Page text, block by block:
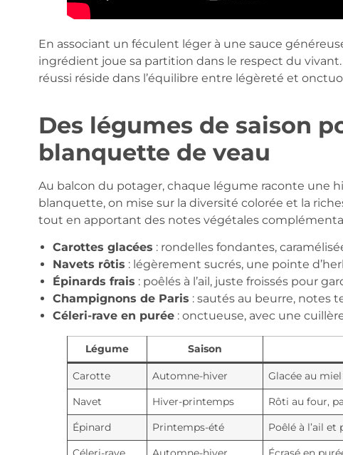
En associant un féculent léger à une sauce
ingrédient joue sa partition dans le respect du
réussi réside dans l’équilibre entre légèreté et
Des légumes de saison
blanquette de veau
Au balcon du potager, chaque légume raconte une
blanquette, on mise sur la diversité colorée et la
tout en apportant des notes végétales
Carottes glacées : rondelles fondantes,
Navets rôtis : légèrement sucrés, une pointe
Épinards frais : poêlés à l’ail, juste froissés pour
Champignons de Paris : sautés au beurre, notes
Céleri-rave en purée: onctueuse, avec une
Légume Saison
Carotte Automne-hiver
Glacée au
Navet
Hiver-printemps
Rôti au four,
Épinard
Printemps-été
Poêlé à l’ail